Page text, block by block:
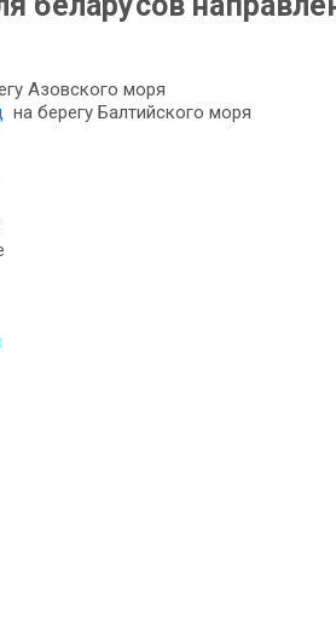
Азовского моря
на берегу Балтийского моря